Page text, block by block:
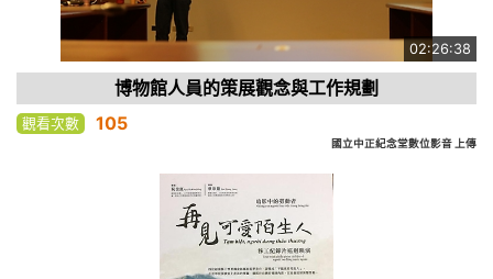
02:26:38
博物館人員的策展觀念與工作規劃
觀看次數 105
國立中正紀念堂數位影音 上傳